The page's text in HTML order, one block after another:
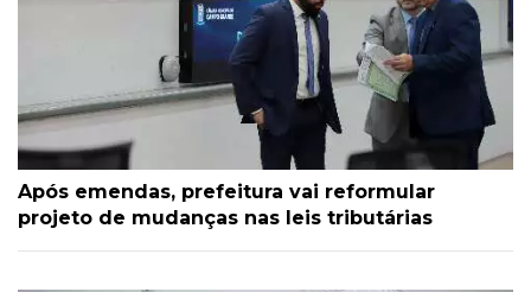
Após emendas, prefeitura vai reformular
projeto de mudanças nas leis tributárias